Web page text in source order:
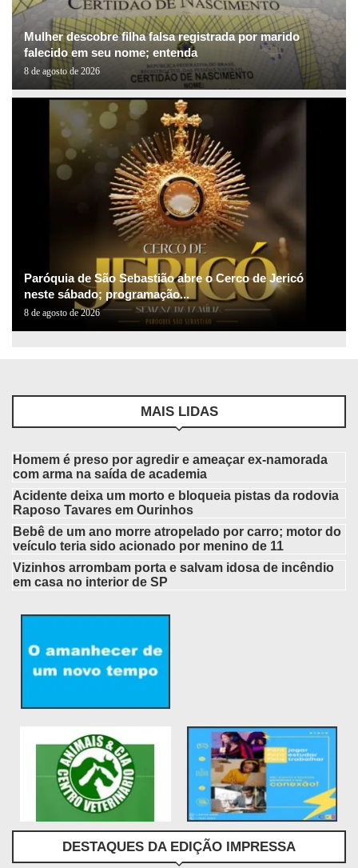
Mulher descobre filha falsa registrada por marido
falecido em seu nome; entenda
8 de agosto de 2026
Paróquia de São Sebastião abre o Cerco de Jericó
neste sábado; programação...
8 de agosto de 2026
MAIS LIDAS
Homem é preso por agredir e ameaçar ex-namorada
com arma na saída de academia
Acidente deixa um morto e bloqueia pistas da rodovia
Raposo Tavares em Ourinhos
Bebê de um ano morre atropelado por carro; motor do
veículo teria sido acionado por menino de 11
Vizinhos arrombam porta e salvam idosa de incêndio
em casa no interior de SP
DESTAQUES DA EDIÇÃO IMPRESSA